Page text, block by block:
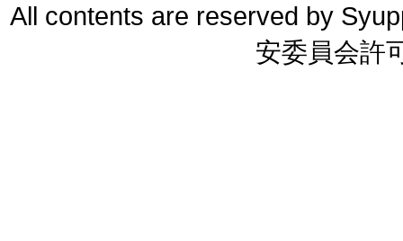
All contents are reserved by
安委員会許